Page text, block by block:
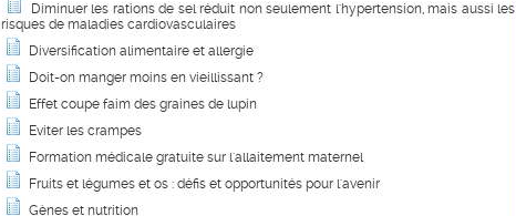
Diminuer les rations de sel réduit non seulement l'hypertension, mais aussi les
risques de maladies cardiovasculaires
Diversification alimentaire et allergie
Doit-on manger moins en vieillissant ?
Effet coupe faim des graines de lupin
Eviter les crampes
Formation médicale gratuite sur l'allaitement maternel
Fruits et légumes et os : défis et opportunités pour l'avenir
Gènes et nutrition